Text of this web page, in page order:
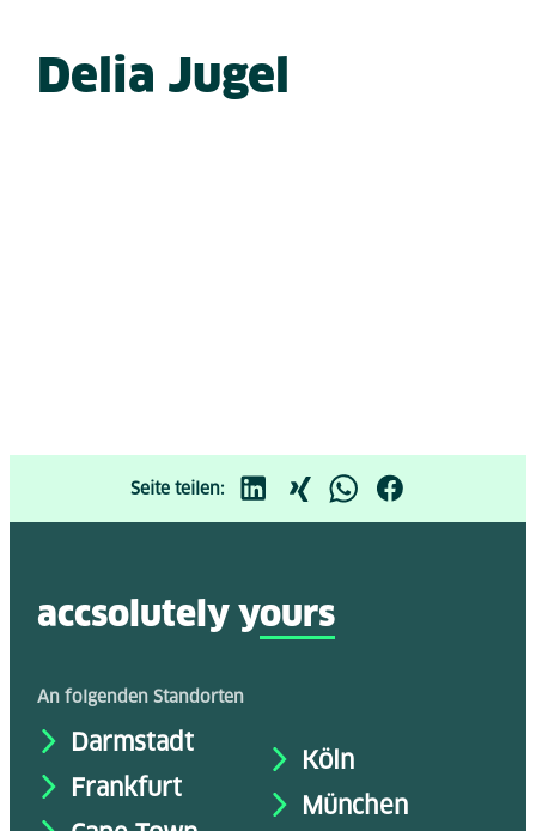
Delia Jugel
Seite teilen:
accsolutely yours
An folgenden Standorten
Darmstadt
Frankfurt
Köln
München